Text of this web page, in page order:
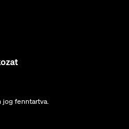
fenntartva.